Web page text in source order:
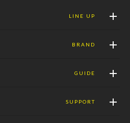
LINE UP
BRAND
GUIDE
SUPPORT